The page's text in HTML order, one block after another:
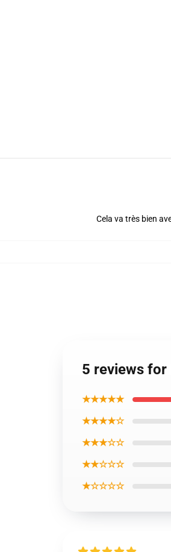
Cela va très bien
5 reviews for
★★★★★
★★★★☆
★★★☆☆
★★☆☆☆
★☆☆☆☆